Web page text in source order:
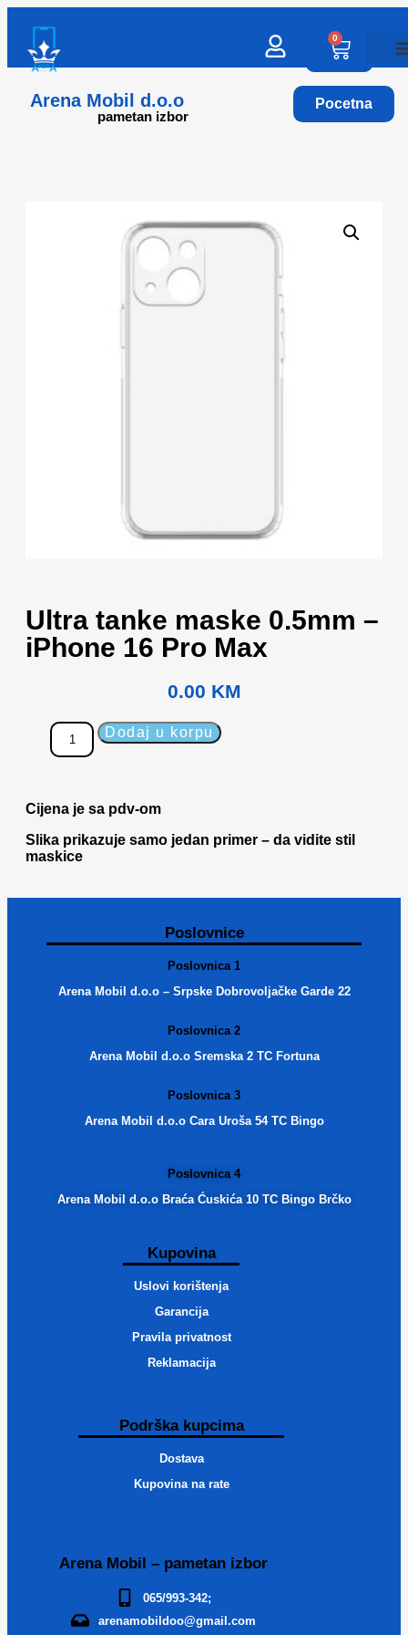
Arena Mobil d.o.o
pametan izbor
0
Pocetna
Ultra tanke maske 0.5mm –
iPhone 16 Pro Max
0.00 KM
Dodaj u korpu
Cijena je sa pdv-om
Slika prikazuje samo jedan primer – da vidite stil
maskice
Poslovnice
Poslovnica 1
Arena Mobil d.o.o – Srpske Dobrovoljačke Garde 22
Poslovnica 2
Arena Mobil d.o.o Sremska 2 TC Fortuna
Poslovnica 3
Arena Mobil d.o.o Cara Uroša 54 TC Bingo
Poslovnica 4
Arena Mobil d.o.o Braća Ćuskića 10 TC Bingo Brčko
Kupovina
Uslovi korištenja
Garancija
Pravila privatnost
Reklamacija
Podrška kupcima
Dostava
Kupovina na rate
Arena Mobil – pametan izbor
065/993-342;
arenamobildoo@gmail.com